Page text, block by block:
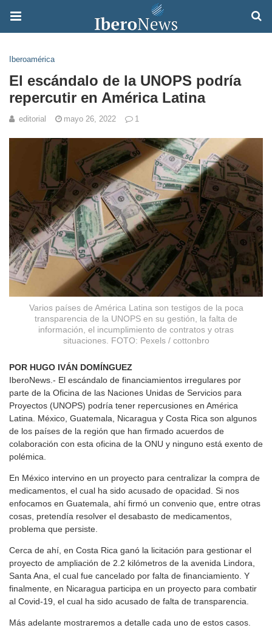
Iberoamérica
El escándalo de la UNOPS podría
repercutir en América Latina
editorial mayo 26, 2022 1
Varios países de América Latina son testigos de la poca
transparencia de la UNOPS en su gestión, la falta de
información, el incumplimiento de contratos y otras
situaciones. FOTO: Pexels / cottonbro
POR HUGO IVÁN DOMÍNGUEZ
IberoNews.- El escándalo de financiamientos irregulares por
parte de la Oficina de las Naciones Unidas de Servicios para
Proyectos (UNOPS) podría tener repercusiones en América
Latina. México, Guatemala, Nicaragua y Costa Rica son algunos
de los países de la región que han firmado acuerdos de
colaboración con esta oficina de la ONU y ninguno está exento de
polémica.
En México intervino en un proyecto para centralizar la compra de
medicamentos, el cual ha sido acusado de opacidad. Si nos
enfocamos en Guatemala, ahí firmó un convenio que, entre otras
cosas, pretendía resolver el desabasto de medicamentos,
problema que persiste.
Cerca de ahí, en Costa Rica ganó la licitación para gestionar el
proyecto de ampliación de 2.2 kilómetros de la avenida Lindora,
Santa Ana, el cual fue cancelado por falta de financiamiento. Y
finalmente, en Nicaragua participa en un proyecto para combatir
al Covid-19, el cual ha sido acusado de falta de transparencia.
Más adelante mostraremos a detalle cada uno de estos casos.